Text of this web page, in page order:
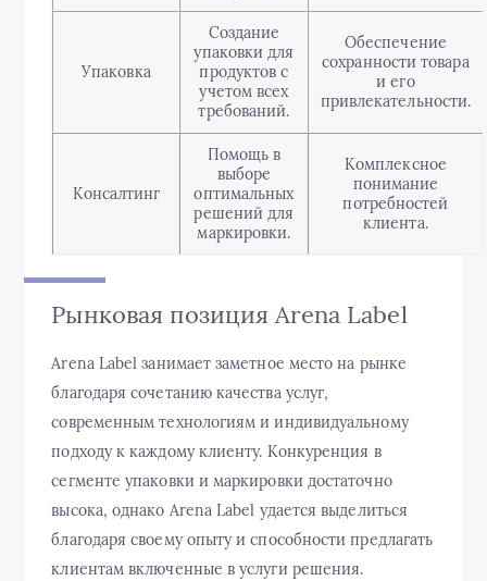
Упаковка
Создание
упаковки для
продуктов с
учетом всех
требований.
Обеспечение
сохранности товара
и его
привлекательности.
Консалтинг
Помощь в
выборе
оптимальных
решений для
маркировки.
Комплексное
понимание
потребностей
клиента.
Рынковая позиция Arena Label
Arena Label занимает заметное место на рынке
благодаря сочетанию качества услуг,
современным технологиям и индивидуальному
подходу к каждому клиенту. Конкуренция в
сегменте упаковки и маркировки достаточно
высока, однако Arena Label удается выделиться
благодаря своему опыту и способности предлагать
клиентам включенные в услуги решения.